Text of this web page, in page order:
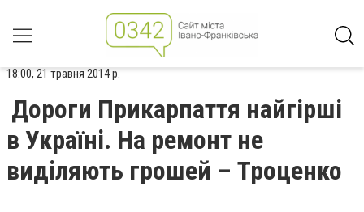
18:00, 21 травня 2014 р.
Дороги Прикарпаття найгірші
в Україні. На ремонт не
виділяють грошей – Троценко